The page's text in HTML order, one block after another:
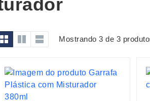
Executivos
Espelhos
Esporte e
Mostrando 3 de 3